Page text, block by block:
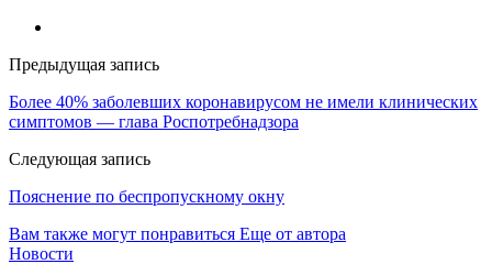
Предыдущая запись
Более 40% заболевших коронавирусом не имели клинических
симптомов — глава Роспотребнадзора
Следующая запись
Пояснение по беспропускному окну
Вам также могут понравиться Еще от автора
Новости